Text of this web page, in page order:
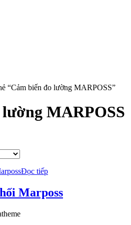
“Cảm biến đo lường MARPOSS”
MARPOSS
Đọc tiếp
Marposs